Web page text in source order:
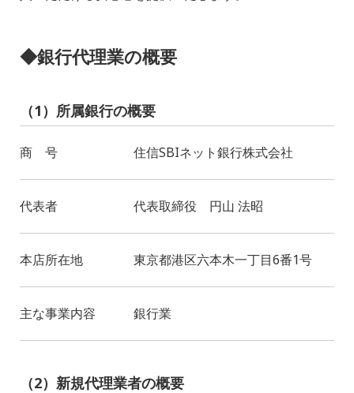
◆銀行代理業の概要
（1）所属銀行の概要
商 号 住信SBIネット銀行株式会社
代表者 代表取締役 円山 法昭
本店所在地 東京都港区六本木一丁目6番1号
主な事業内容 銀行業
（2）新規代理業者の概要